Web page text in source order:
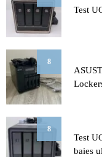
Test
8
8
Test
baies